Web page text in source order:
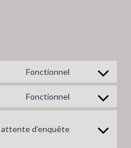
Fonctionnel
Fonctionnel
d’enquête